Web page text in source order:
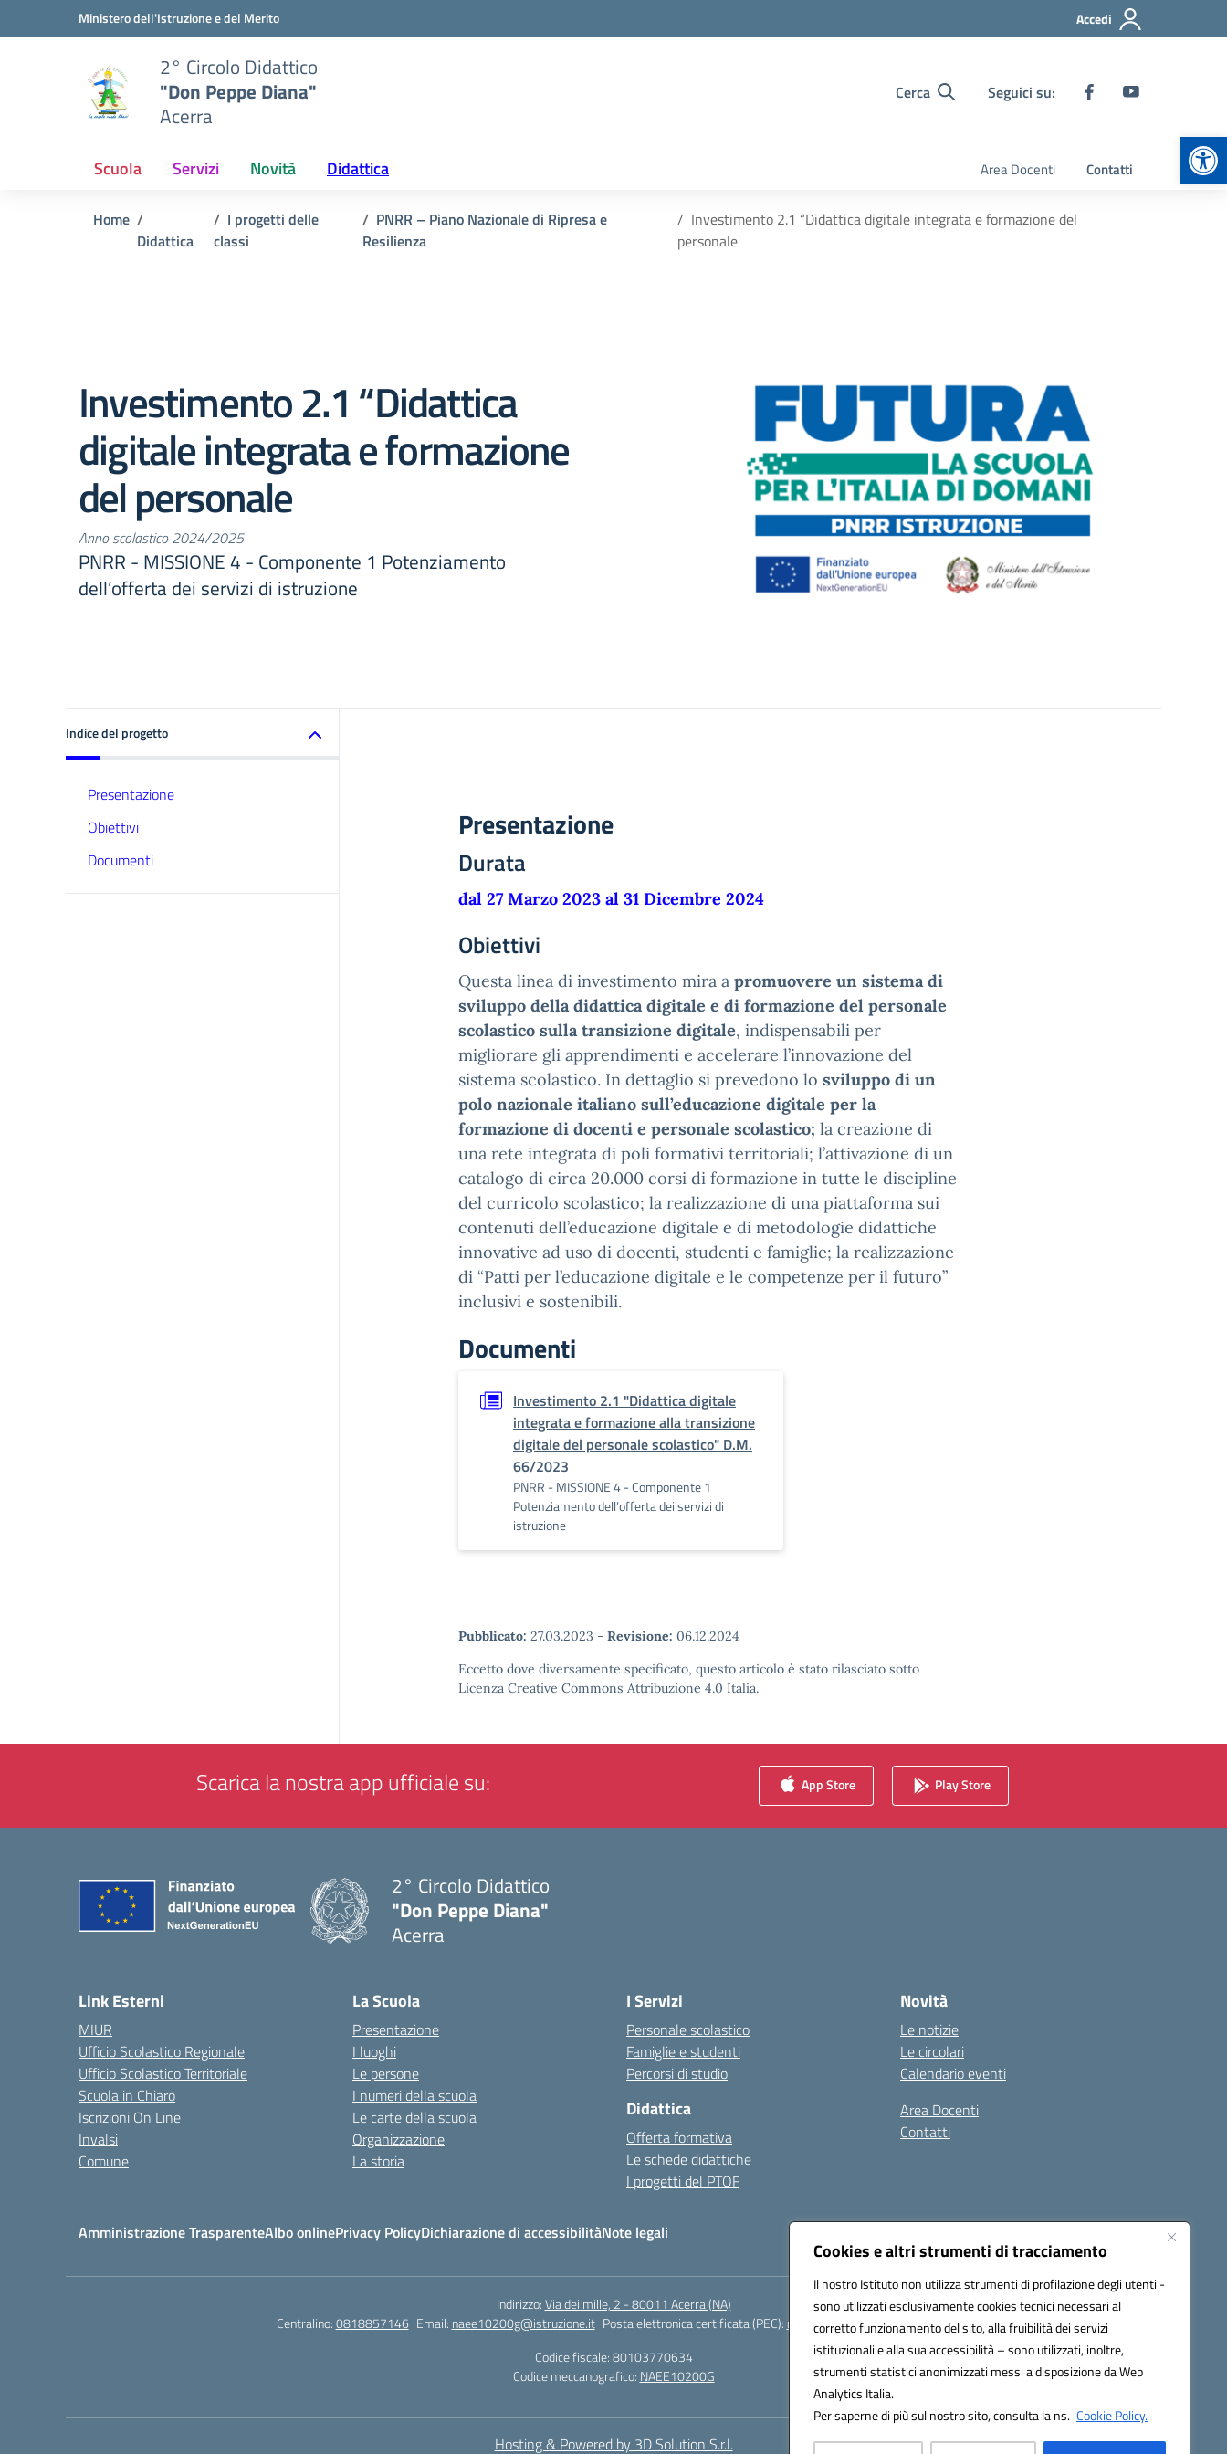
Cookies e altri strumenti di tracciamento
Il nostro Istituto non utilizza strumenti di profilazione degli utenti -
sono utilizzati esclusivamente cookies tecnici necessari al
corretto funzionamento del sito, alla fruibilità dei servizi
istituzionali e alla sua accessibilità – sono utilizzati, inoltre,
strumenti statistici anonimizzati messi a disposizione da Web
Analytics Italia.
Per saperne di più sul nostro sito, consulta la ns. Cookie Policy.
Vai ai contenuti
Vai al menu di navigazioneMinistero dell'Istruzione e del Merito Accedi
2° Circolo Didattico
"Don Peppe Diana"
Acerra
Cerca Seguici su:
Scuola Servizi Novità Didattica Area Docenti Contatti
Home
Didattica
I progetti delle
classi
PNRR – Piano Nazionale di Ripresa e
Resilienza
Investimento 2.1 “Didattica digitale integrata e formazione del
personale
Investimento 2.1 “Didattica
digitale integrata e formazione
del personale
Anno scolastico 2024/2025
PNRR - MISSIONE 4 - Componente 1 Potenziamento
dell’offerta dei servizi di istruzione
Indice del progetto
Presentazione
Obiettivi
Documenti
Presentazione
Durata
dal 27 Marzo 2023 al 31 Dicembre 2024
Obiettivi
Questa linea di investimento mira a promuovere un sistema di
sviluppo della didattica digitale e di formazione del personale
scolastico sulla transizione digitale, indispensabili per
migliorare gli apprendimenti e accelerare l’innovazione del
sistema scolastico. In dettaglio si prevedono lo sviluppo di un
polo nazionale italiano sull’educazione digitale per la
formazione di docenti e personale scolastico; la creazione di
una rete integrata di poli formativi territoriali; l’attivazione di un
catalogo di circa 20.000 corsi di formazione in tutte le discipline
del curricolo scolastico; la realizzazione di una piattaforma sui
contenuti dell’educazione digitale e di metodologie didattiche
innovative ad uso di docenti, studenti e famiglie; la realizzazione
di “Patti per l’educazione digitale e le competenze per il futuro”
inclusivi e sostenibili.
Documenti
Investimento 2.1 "Didattica digitale
integrata e formazione alla transizione
digitale del personale scolastico" D.M.
66/2023
PNRR - MISSIONE 4 - Componente 1
Potenziamento dell’offerta dei servizi di
istruzione
Pubblicato: 27.03.2023 - Revisione: 06.12.2024
Eccetto dove diversamente specificato, questo articolo è stato rilasciato sotto
Licenza Creative Commons Attribuzione 4.0 Italia.
Scarica la nostra app ufficiale su: App Store Play Store
2° Circolo Didattico
"Don Peppe Diana"
Acerra
Link Esterni
MIUR
Ufficio Scolastico Regionale
Ufficio Scolastico Territoriale
Scuola in Chiaro
Iscrizioni On Line
Invalsi
Comune
La Scuola
Presentazione
I luoghi
Le persone
I numeri della scuola
Le carte della scuola
Organizzazione
La storia
I Servizi
Personale scolastico
Famiglie e studenti
Percorsi di studio
Didattica
Offerta formativa
Le schede didattiche
I progetti del PTOF
Novità
Le notizie
Le circolari
Calendario eventi
Area Docenti
Contatti
Amministrazione TrasparenteAlbo onlinePrivacy PolicyDichiarazione di accessibilitàNote legali Seguici su:
Indirizzo:Via dei mille, 2 - 80011 Acerra (NA)
Centralino:0818857146 Email: naee10200g@istruzione.it Posta elettronica certificata (PEC): naee10200g@pec.istruzione.it
Codice fiscale: 80103770634
Codice meccanografico: NAEE10200G
Hosting & Powered by 3D Solution S.r.l.